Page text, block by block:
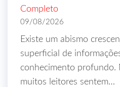
Completo
09/08/2026
Existe um abismo
superficial de
conhecimento profundo.
muitos leitores sentem…